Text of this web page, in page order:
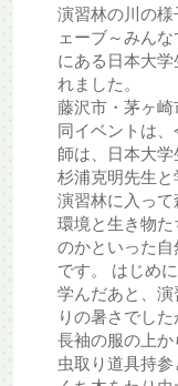
演習林の川の
ェーブ～みん
にある日本大
れました。
藤沢市・茅ヶ
同イベントは
師は、日本大
杉浦克明先生
演習林に入っ
環境と生き物
のかといった
です。 はじめ
学んだあと、
りの暑さでし
長袖の服の上
虫取り道具持参